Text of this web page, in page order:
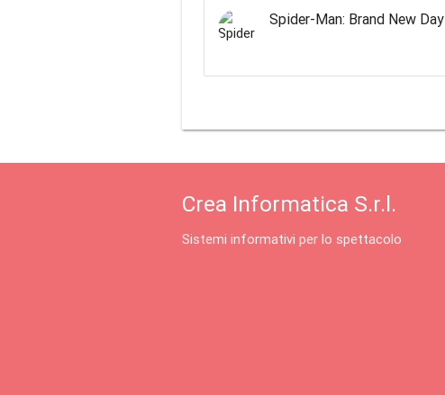
Spider-Man: Brand New Day
Crea Informatica S.r.l.
Sistemi informativi per lo spettacolo